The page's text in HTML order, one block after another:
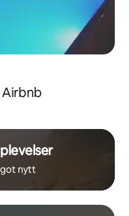
nytt